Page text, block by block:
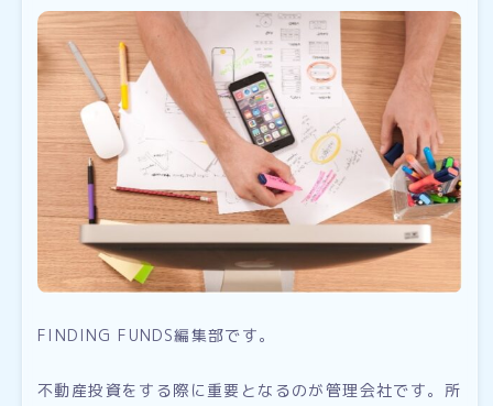
FINDING FUNDS編集部です。
不動産投資をする際に重要となるのが管理会社です。所